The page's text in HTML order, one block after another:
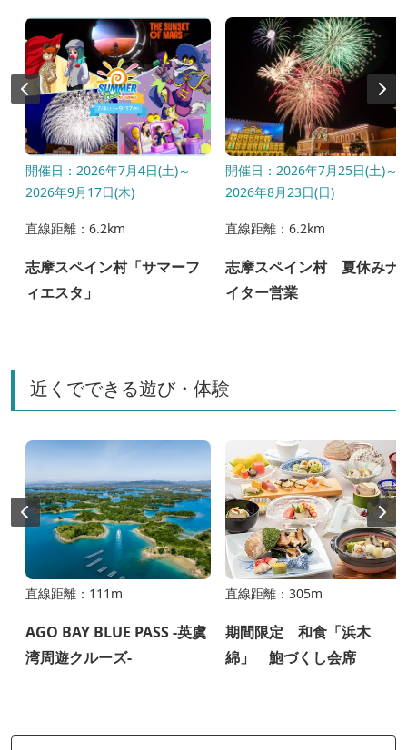
開催日：2026年7月4日(土)～
2026年9月17日(木)
直線距離：6.2km
志摩スペイン村「サマーフ
ィエスタ」
開催日：2026年7月25日(土)～
2026年8月23日(日)
直線距離：6.2km
志摩スペイン村 夏休みナ
イター営業
近くでできる遊び・体験
直線距離：111m
AGO BAY BLUE PASS -英虞
湾周遊クルーズ-
直線距離：305m
期間限定 和食「浜木
綿」 鮑づくし会席